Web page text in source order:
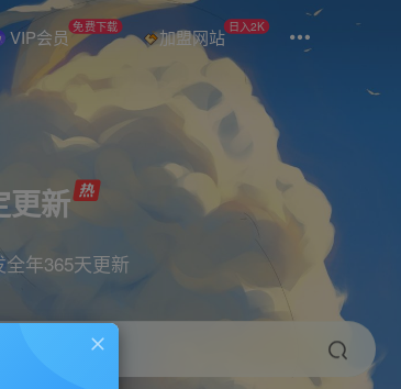
VIP会员 免费下载 加盟网站 日入2K
更新
年365天更新